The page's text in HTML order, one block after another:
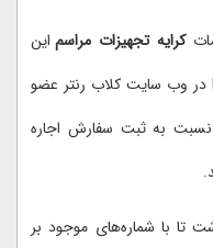
کرایه تجهیزات مراسم این
در وب سایت کلاب رنتر عضو
به ثبت سفارش اجاره
تا با شماره‌های موجود بر